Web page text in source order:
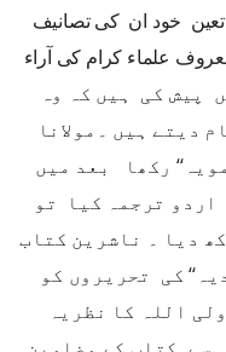
خود ان کی تصانیف
علماء کرام کی آراء
پیش کی ہیں کہ وہ
دیتے ہیں ۔مولانا
رکھا بعد میں
ترجمہ کیا تو
دیا ۔ ناشرین کتاب
کی تحریروں کو
اللہ کا نظریہ